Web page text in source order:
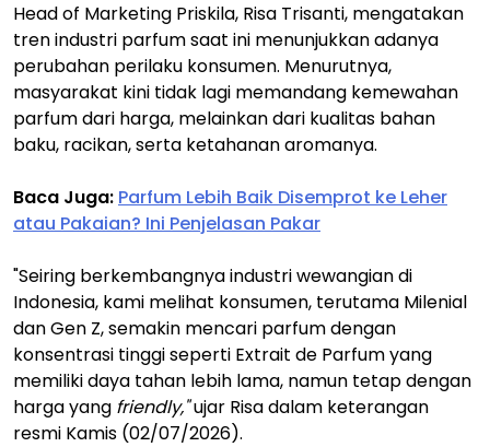
Head of Marketing Priskila, Risa Trisanti, mengatakan
tren industri parfum saat ini menunjukkan adanya
perubahan perilaku konsumen. Menurutnya,
masyarakat kini tidak lagi memandang kemewahan
parfum dari harga, melainkan dari kualitas bahan
baku, racikan, serta ketahanan aromanya.
Baca Juga: Parfum Lebih Baik Disemprot ke Leher
atau Pakaian? Ini Penjelasan Pakar
"Seiring berkembangnya industri wewangian di
Indonesia, kami melihat konsumen, terutama Milenial
dan Gen Z, semakin mencari parfum dengan
konsentrasi tinggi seperti Extrait de Parfum yang
memiliki daya tahan lebih lama, namun tetap dengan
harga yang friendly,"ujar Risa dalam keterangan
resmi Kamis (02/07/2026).